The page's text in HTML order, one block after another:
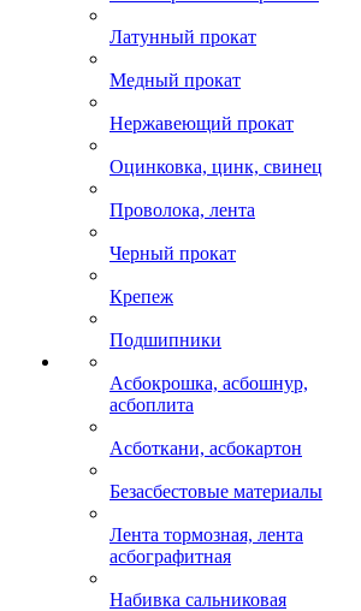
Латунный прокат
Медный прокат
Нержавеющий прокат
Оцинковка, цинк, свинец
Проволока, лента
Черный прокат
Крепеж
Подшипники
Асбокрошка, асбошнур,
асбоплита
Асботкани, асбокартон
Безасбестовые материалы
Лента тормозная, лента
асбографитная
Набивка сальниковая